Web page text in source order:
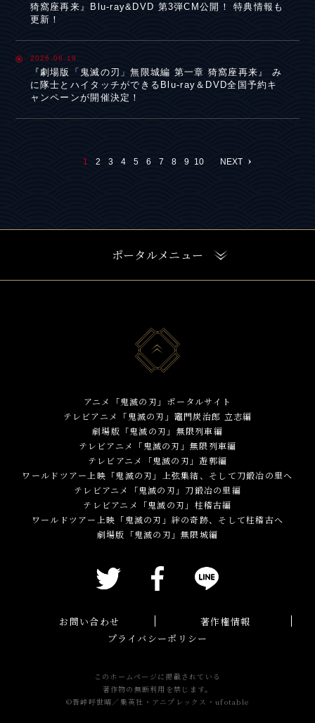
猗窩座再来』Blu-ray&DVD 第3弾CM公開！ 特典情報も
更新！
2026.06.19
『劇場版「鬼滅の刃」無限城編 第一章 猗窩座再来』 み
に隊士とハイタッチができるBlu-ray＆DVD全国予約キ
ャンペーンが開催決定！
1 2 3 4 5 6 7 8 9 10 NEXT
ポータルメニュー
アニメ「鬼滅の刃」ポータルサイト
テレビアニメ「鬼滅の刃」竈門炭治郎 立志編
劇場版「鬼滅の刃」無限列車編
テレビアニメ「鬼滅の刃」無限列車編
テレビアニメ「鬼滅の刃」遊郭編
ワールドツアー上映「鬼滅の刃」上弦集結、そして刀鍛冶の里へ
テレビアニメ「鬼滅の刃」刀鍛冶の里編
テレビアニメ「鬼滅の刃」柱稽古編
ワールドツアー上映「鬼滅の刃」絆の奇跡、そして柱稽古へ
劇場版「鬼滅の刃」無限城編
お問い合わせ
著作権情報
プライバシーポリシー
このホームページに掲載されている
著作物の無断利用を禁じます。
©吾峠呼世晴／集英社・アニプレックス・ufotable